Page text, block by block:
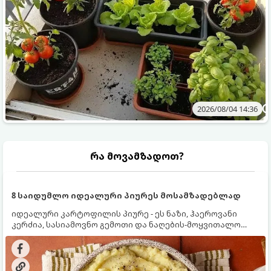
2026/08/04 14:36
რა მოვამზადოთ?
8 საიდუმლო იდეალური პიურეს მოსამზადებლად
იდეალური კარტოფილის პიურე - ეს ნაზი, ჰაეროვანი
კერძია, სასიამოვნო გემოთი და ნაღების-მოყვითალო
ფერით. მისი მომზადება ძალიან მარტივია, მაგრამ
არსებობს რამდენიმე საიდუმლო, რომლებიც უნდა
იცოდეთ, რომ პიურე იდეალურად გემრიელი გამოვიდეს.